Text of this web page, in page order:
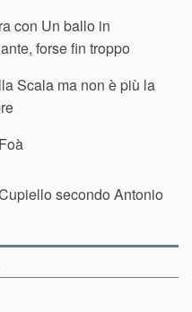
con Un ballo in
forse fin troppo
Scala ma non è più la
secondo Antonio